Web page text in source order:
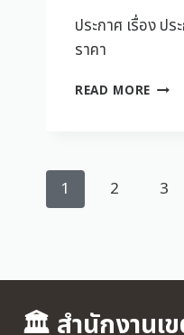
ประกาศ เรื่อง ป
ราคา
READ MORE
1 2 3
🏛 สำนักงานเ